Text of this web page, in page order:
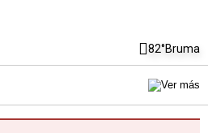
82°Bruma